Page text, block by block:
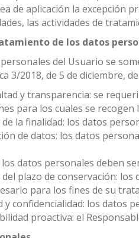
de aplicación la
las actividades de
de los datos
del Usuario se
3/2018, de 5 de diciembre,
y transparencia: se
para los cuales se recogen
la finalidad: los datos
de datos: los datos
datos personales deben
plazo de conservación:
para los fines de su
confidencialidad: los datos
proactiva: el